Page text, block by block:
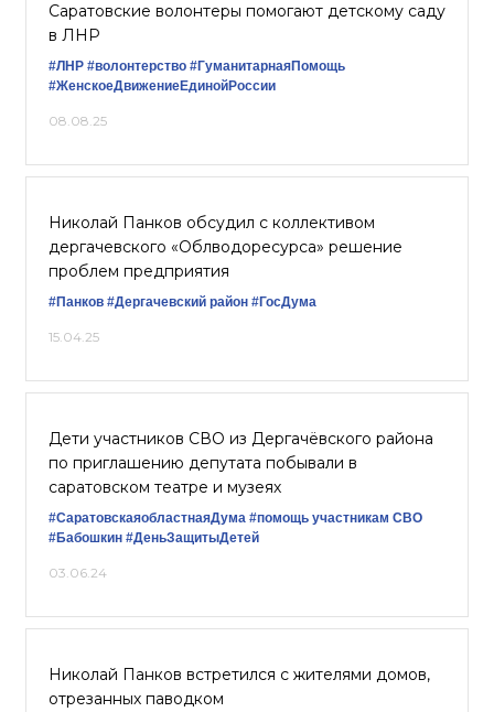
Саратовские волонтеры помогают детскому саду
в ЛНР
#ЛНР #волонтерство #ГуманитарнаяПомощь
#ЖенскоеДвижениеЕдинойРоссии
08.08.25
Николай Панков обсудил с коллективом
дергачевского «Облводоресурса» решение
проблем предприятия
#Панков #Дергачевский район #ГосДума
15.04.25
Дети участников СВО из Дергачёвского района
по приглашению депутата побывали в
саратовском театре и музеях
#СаратовскаяобластнаяДума #помощь участникам СВО
#Бабошкин #ДеньЗащитыДетей
03.06.24
Николай Панков встретился с жителями домов,
отрезанных паводком